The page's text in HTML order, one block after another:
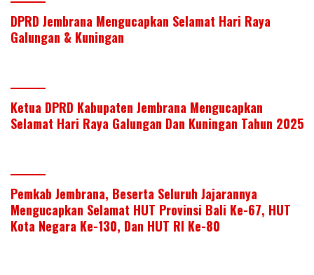
k p
DPRD Jembrana Mengucapkan Selamat Hari Raya
Galungan & Kuningan
Ketua DPRD Kabupaten Jembrana Mengucapkan
Selamat Hari Raya Galungan Dan Kuningan Tahun 2025
Pemkab Jembrana, Beserta Seluruh Jajarannya
Mengucapkan Selamat HUT Provinsi Bali Ke-67, HUT
Kota Negara Ke-130, Dan HUT RI Ke-80